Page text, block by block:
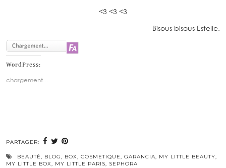
<3 <3 <3
Bisous bisous Estelle.
WordPress:
chargement…
PARTAGER:
BEAUTÉ, BLOG, BOX, COSMETIQUE, GARANCIA, MY LITTLE BEAUTY,
MY LITTLE BOX, MY LITTLE PARIS, SEPHORA